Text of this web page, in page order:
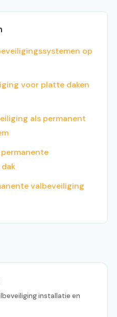
op
voor platte daken
als permanent
valbeveiliging
installatie en